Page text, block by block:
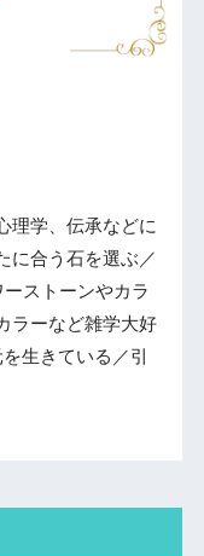
理学、伝承などに
に合う石を選ぶ／
ストーンやカラ
ラーなど雑学大好
生きている／引